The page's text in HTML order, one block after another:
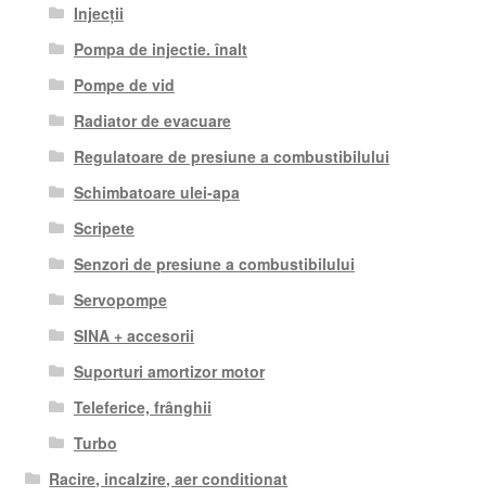
Injecții
Pompa de injectie. înalt
Pompe de vid
Radiator de evacuare
Regulatoare de presiune a combustibilului
Schimbatoare ulei-apa
Scripete
Senzori de presiune a combustibilului
Servopompe
SINA + accesorii
Suporturi amortizor motor
Teleferice, frânghii
Turbo
Racire, incalzire, aer conditionat